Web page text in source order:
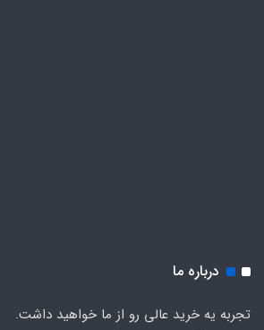
درباره ما
تجربه یه خرید عالی رو از ما خواهید داشت.